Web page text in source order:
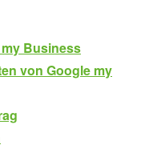
Business
von Google my